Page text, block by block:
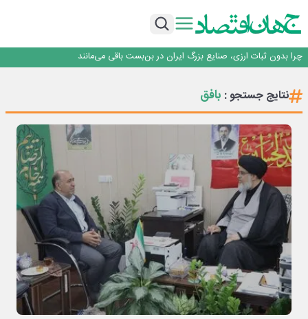
روزنامه ۱۷ مرداد
چرا بدون ثبات ارزی، صنایع بزرگ ایران در بن‌بست باقی می‌مانند
۲ درصد از مشترکان ۱۰ درصد برق خانگی را مصرف می‌کنند!
روزنامه ۱۷ مردادنتایج جستجو : بافق